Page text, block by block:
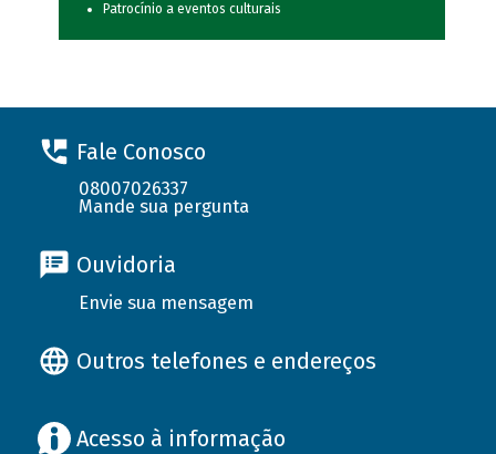
Patrocínio a eventos culturais
Fale Conosco
08007026337
Mande sua pergunta
Ouvidoria
Envie sua mensagem
Outros telefones e endereços
Acesso à informação